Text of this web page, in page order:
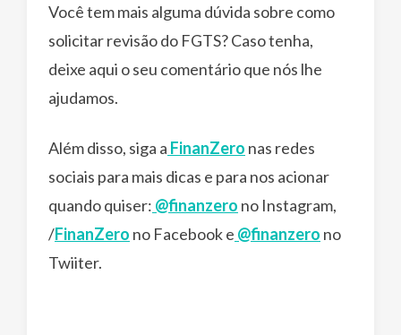
Você tem mais alguma dúvida sobre como
solicitar revisão do FGTS? Caso tenha,
deixe aqui o seu comentário que nós lhe
ajudamos.
Além disso, siga a FinanZero nas redes
sociais para mais dicas e para nos acionar
quando quiser: @finanzero no Instagram,
/FinanZero no Facebook e @finanzero no
Twiiter.